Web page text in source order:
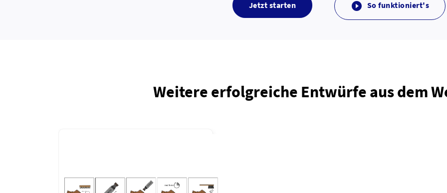
Jetzt starten  So funktioniert's
Weitere erfolgreiche Entwürfe aus dem